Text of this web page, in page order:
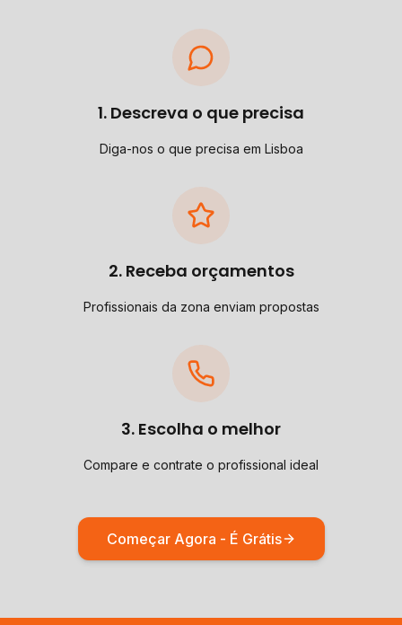
1. Descreva o que precisa
Diga-nos o que precisa em Lisboa
2. Receba orçamentos
Profissionais da zona enviam propostas
3. Escolha o melhor
Compare e contrate o profissional ideal
Começar Agora - É Grátis